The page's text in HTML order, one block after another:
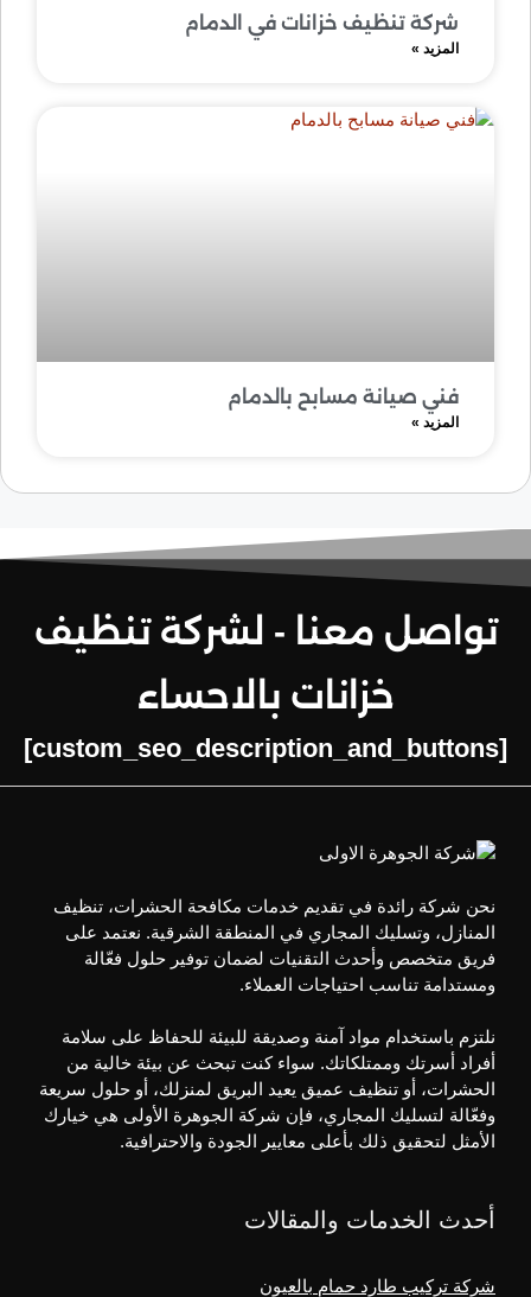
شركة تنظيف خزانات في الدمام
المزيد »
فني صيانة مسابح بالدمام
المزيد »
تواصل معنا - لشركة تنظيف
خزانات بالاحساء
[custom_seo_description_and_buttons]
نحن شركة رائدة في تقديم خدمات مكافحة الحشرات، تنظيف
المنازل، وتسليك المجاري في المنطقة الشرقية. نعتمد على
فريق متخصص وأحدث التقنيات لضمان توفير حلول فعّالة
ومستدامة تناسب احتياجات العملاء.
نلتزم باستخدام مواد آمنة وصديقة للبيئة للحفاظ على سلامة
أفراد أسرتك وممتلكاتك. سواء كنت تبحث عن بيئة خالية من
الحشرات، أو تنظيف عميق يعيد البريق لمنزلك، أو حلول سريعة
وفعّالة لتسليك المجاري، فإن شركة الجوهرة الأولى هي خيارك
الأمثل لتحقيق ذلك بأعلى معايير الجودة والاحترافية.
أحدث الخدمات والمقالات
شركة تركيب طارد حمام بالعيون